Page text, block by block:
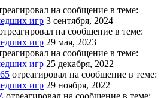
на сообщение в теме:
игр 3 сентября, 2024
на сообщение в теме:
игр 29 мая, 2023
на сообщение в теме:
игр 25 декабря, 2022
отреагировал на сообщение в теме:
игр 29 ноября, 2022